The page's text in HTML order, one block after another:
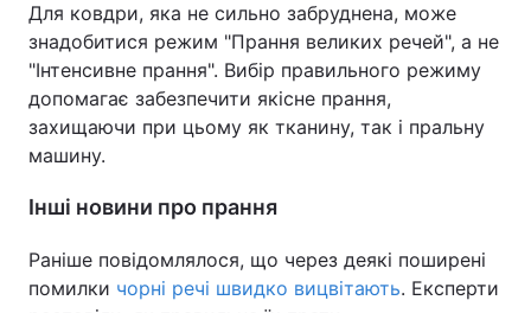
Для ковдри, яка не сильно забруднена, може
знадобитися режим "Прання великих речей", а не
"Інтенсивне прання". Вибір правильного режиму
допомагає забезпечити якісне прання,
захищаючи при цьому як тканину, так і пральну
машину.
Інші новини про прання
Раніше повідомлялося, що через деякі поширені
помилки чорні речі швидко вицвітають. Експерти